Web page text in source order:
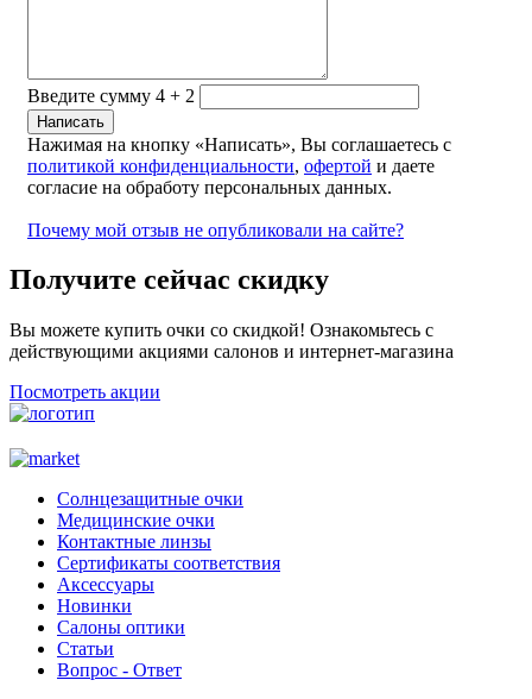
Введите сумму 4 + 2
Нажимая на кнопку «Написать», Вы соглашаетесь с
политикой конфиденциальности, офертой и даете
согласие на обработу персональных данных.
Почему мой отзыв не опубликовали на сайте?
Получите сейчас скидку
Вы можете купить очки со скидкой! Ознакомьтесь с
действующими акциями салонов и интернет-магазина
Посмотреть акции
Солнцезащитные очки
Медицинские очки
Контактные линзы
Сертификаты соответствия
Аксессуары
Новинки
Салоны оптики
Статьи
Вопрос - Ответ